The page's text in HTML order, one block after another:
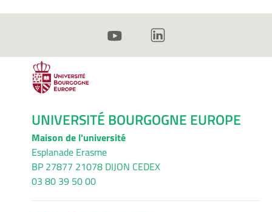
UNIVERSITÉ BOURGOGNE EUROPE
Maison de l'université
Esplanade Erasme
BP 27877 21078 DIJON CEDEX
03 80 39 50 00